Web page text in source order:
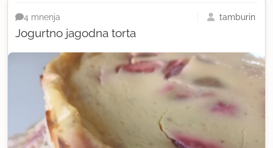
Jogurtno jagodna torta
4 mnenja tamburin